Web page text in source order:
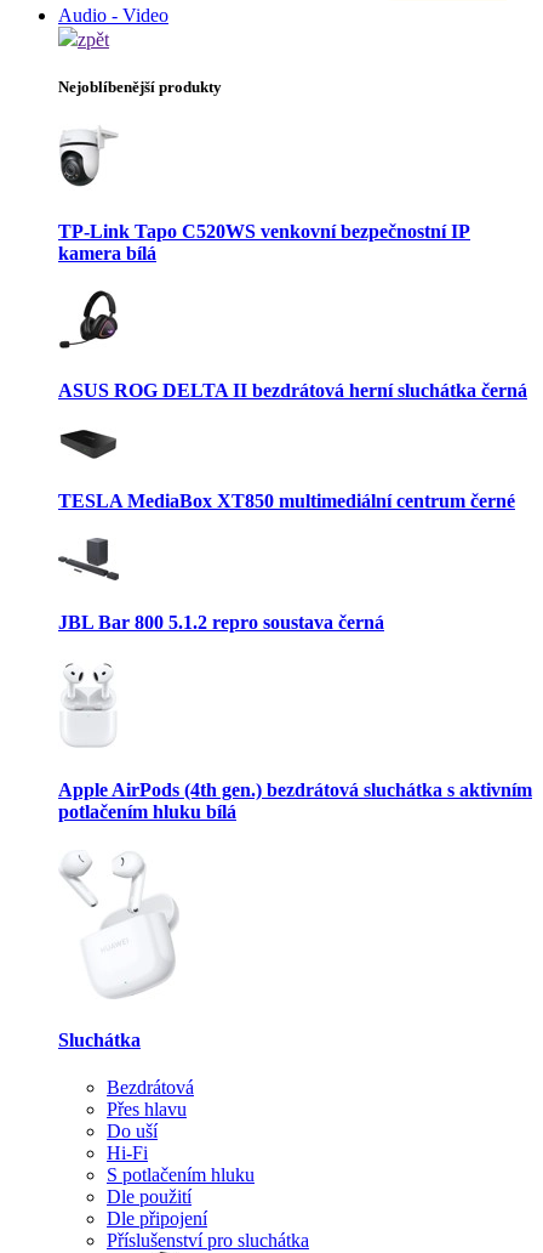
Audio - Video
zpět
Nejoblíbenější produkty
TP-Link Tapo C520WS venkovní bezpečnostní IP
kamera bílá
ASUS ROG DELTA II bezdrátová herní sluchátka černá
TESLA MediaBox XT850 multimediální centrum černé
JBL Bar 800 5.1.2 repro soustava černá
Apple AirPods (4th gen.) bezdrátová sluchátka s aktivním
potlačením hluku bílá
Sluchátka
Bezdrátová
Přes hlavu
Do uší
Hi-Fi
S potlačením hluku
Dle použití
Dle připojení
Příslušenství pro sluchátka